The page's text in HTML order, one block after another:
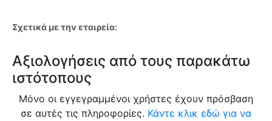
Σχετικά με την εταιρεία:
Αξιολογήσεις από τους παρακάτω
ιστότοπους
Μόνο οι εγγεγραμμένοι χρήστες έχουν πρόσβαση
σε αυτές τις πληροφορίες. Κάντε κλικ εδώ για να